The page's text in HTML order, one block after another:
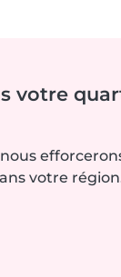
votre
votre